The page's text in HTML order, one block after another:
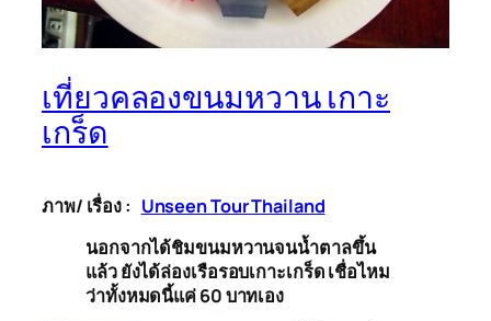
เที่ยวคลองขนมหวาน เกาะ
เกร็ด
ภาพ/ เรื่อง : Unseen Tour Thailand
นอกจากได้ชิมขนมหวานจนน้ำตาลขึ้น
แล้ว ยังได้ล่องเรือรอบเกาะเกร็ด เชื่อไหม
ว่าทั้งหมดนี้แค่ 60 บาทเอง